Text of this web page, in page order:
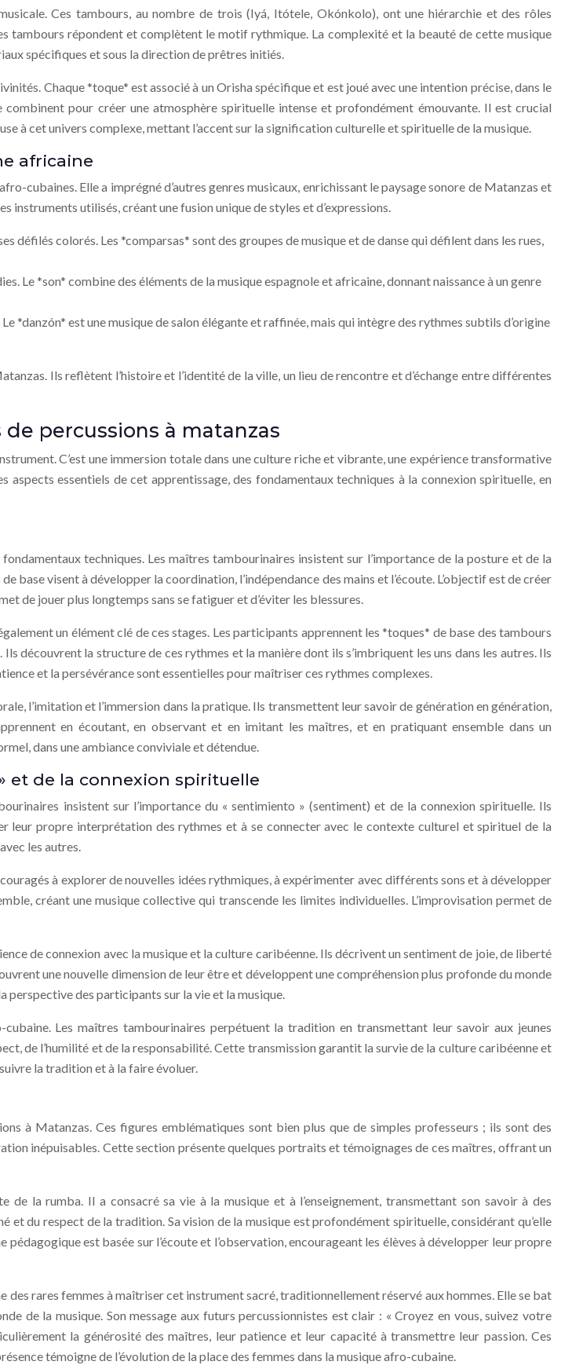
Ces tambours, au nombre de trois (Iyá, Itótele, Okónkolo), ont une hiérarchie et des rôles
tambours répondent et complètent le motif rythmique. La complexité et la beauté de cette musique
spécifiques et sous la direction de prêtres initiés.
Chaque *toque* est associé à un Orisha spécifique et est joué avec une intention précise, dans le
pour créer une atmosphère spirituelle intense et profondément émouvante. Il est crucial
à cet univers complexe, mettant l’accent sur la signification culturelle et spirituelle de la musique.
africaine
cubaines. Elle a imprégné d’autres genres musicaux, enrichissant le paysage sonore de Matanzas et
instruments utilisés, créant une fusion unique de styles et d’expressions.
défilés colorés. Les *comparsas* sont des groupes de musique et de danse qui défilent dans les rues,
Le *son* combine des éléments de la musique espagnole et africaine, donnant naissance à un genre
*danzón* est une musique de salon élégante et raffinée, mais qui intègre des rythmes subtils d’origine
Ils reflètent l’histoire et l’identité de la ville, un lieu de rencontre et d’échange entre différentes
percussions à matanzas
C’est une immersion totale dans une culture riche et vibrante, une expérience transformative
essentiels de cet apprentissage, des fondamentaux techniques à la connexion spirituelle, en
techniques. Les maîtres tambourinaires insistent sur l’importance de la posture et de la
base visent à développer la coordination, l’indépendance des mains et l’écoute. L’objectif est de créer
de jouer plus longtemps sans se fatiguer et d’éviter les blessures.
un élément clé de ces stages. Les participants apprennent les *toques* de base des tambours
découvrent la structure de ces rythmes et la manière dont ils s’imbriquent les uns dans les autres. Ils
et la persévérance sont essentielles pour maîtriser ces rythmes complexes.
l’imitation et l’immersion dans la pratique. Ils transmettent leur savoir de génération en génération,
en écoutant, en observant et en imitant les maîtres, et en pratiquant ensemble dans un
dans une ambiance conviviale et détendue.
et de la connexion spirituelle
insistent sur l’importance du « sentimiento » (sentiment) et de la connexion spirituelle. Ils
leur propre interprétation des rythmes et à se connecter avec le contexte culturel et spirituel de la
les autres.
à explorer de nouvelles idées rythmiques, à expérimenter avec différents sons et à développer
créant une musique collective qui transcende les limites individuelles. L’improvisation permet de
de connexion avec la musique et la culture caribéenne. Ils décrivent un sentiment de joie, de liberté
une nouvelle dimension de leur être et développent une compréhension plus profonde du monde
des participants sur la vie et la musique.
Les maîtres tambourinaires perpétuent la tradition en transmettant leur savoir aux jeunes
de l’humilité et de la responsabilité. Cette transmission garantit la survie de la culture caribéenne et
la tradition et à la faire évoluer.
à Matanzas. Ces figures emblématiques sont bien plus que de simples professeurs ; ils sont des
inépuisables. Cette section présente quelques portraits et témoignages de ces maîtres, offrant un
la rumba. Il a consacré sa vie à la musique et à l’enseignement, transmettant son savoir à des
et du respect de la tradition. Sa vision de la musique est profondément spirituelle, considérant qu’elle
est basée sur l’écoute et l’observation, encourageant les élèves à développer leur propre
rares femmes à maîtriser cet instrument sacré, traditionnellement réservé aux hommes. Elle se bat
de la musique. Son message aux futurs percussionnistes est clair : « Croyez en vous, suivez votre
la générosité des maîtres, leur patience et leur capacité à transmettre leur passion. Ces
témoigne de l’évolution de la place des femmes dans la musique afro-cubaine.